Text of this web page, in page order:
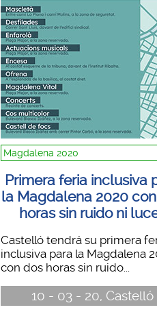
Magdalena 2020
Primera feria inclusiva
la Magdalena 2020
horas sin ruido ni
Castelló tendrá su primera
inclusiva para la Magdalena
con dos horas sin ruido...
10 - 03 - 20, Castelló